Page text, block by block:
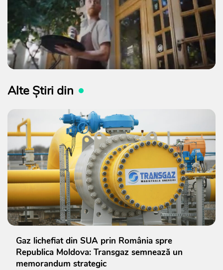
Alte Știri din
Gaz lichefiat din SUA prin România spre
Republica Moldova: Transgaz semnează un
memorandum strategic